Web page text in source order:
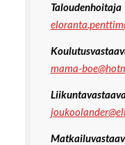
mama-